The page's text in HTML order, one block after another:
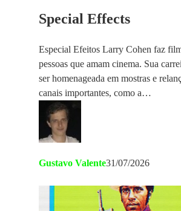
Special Effects
Especial Efeitos Larry Cohen faz
pessoas que amam cinema. Sua
ser homenageada em mostras e
canais importantes, como a…
Gustavo Valente31/07/2026